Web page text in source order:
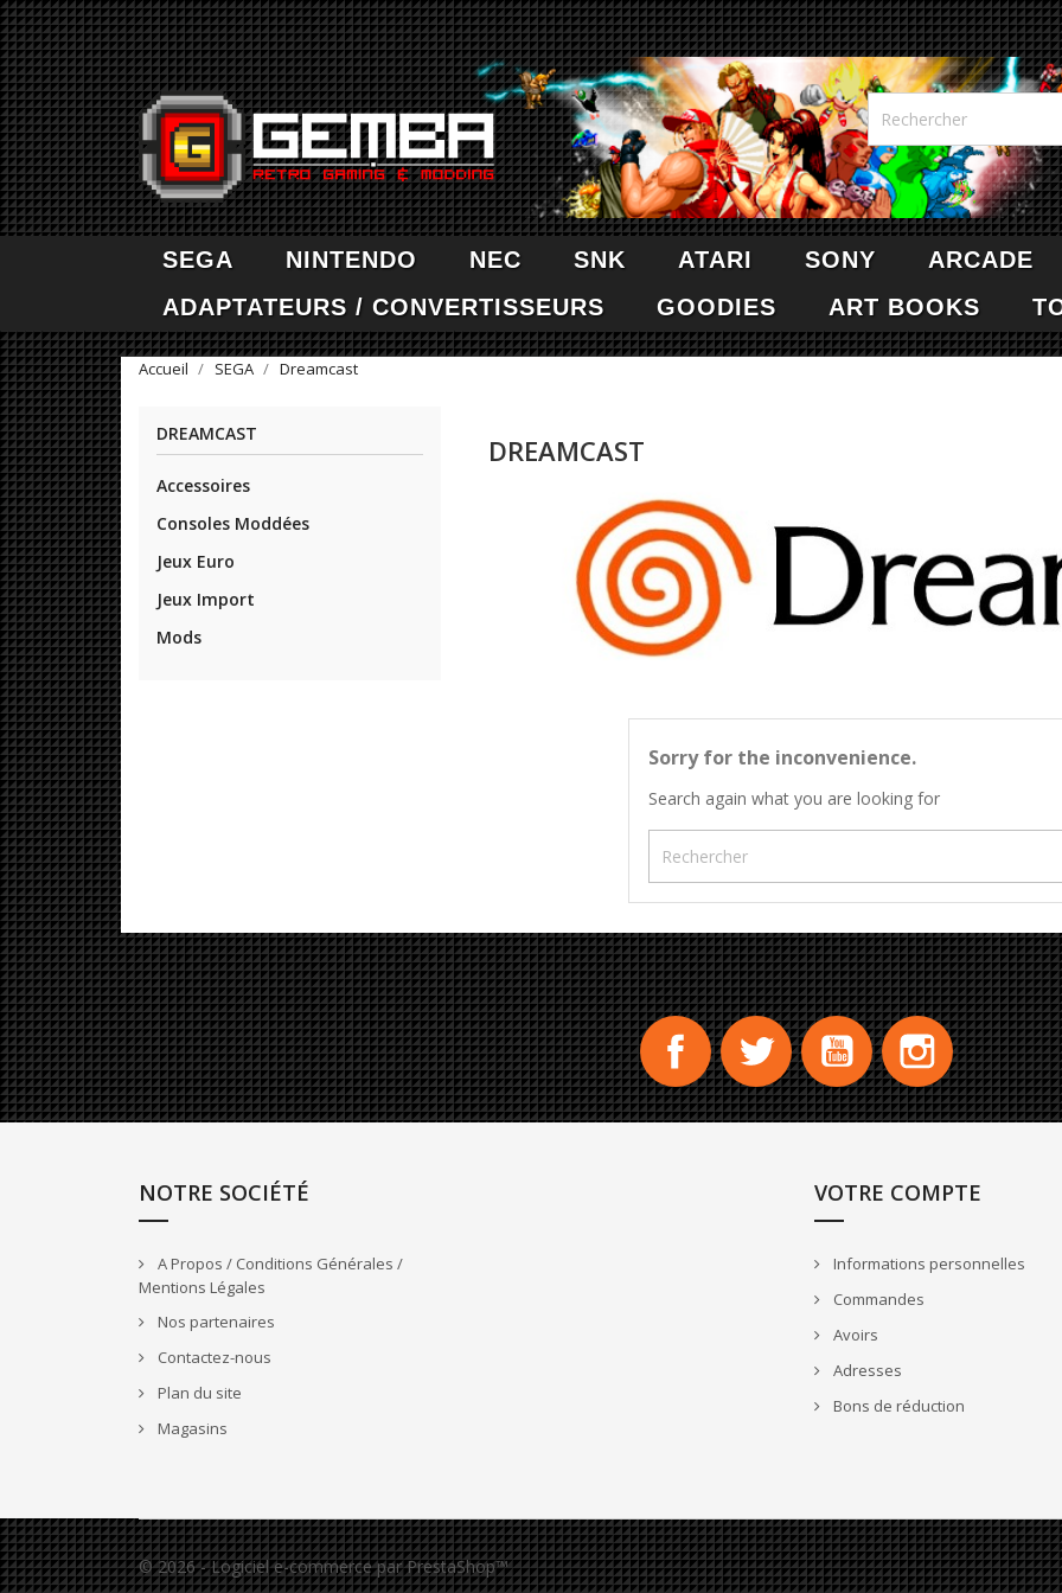
SEGA NINTENDO NEC SNK ATARI SONY
ARCADE
ADAPTATEURS / CONVERTISSEURS
GOODIES ART BOOKS
Accueil SEGA Dreamcast
DREAMCAST
Accessoires
Consoles Moddées
Jeux Euro
Jeux Import
Mods
DREAMCAST
Sorry for the inconvenience.
Search again what you are looking for
Facebook Twitter YouTube Instagram
NOTRE SOCIÉTÉ
A Propos / Conditions Générales /
Mentions Légales
Nos partenaires
Contactez-nous
Plan du site
Magasins
VOTRE COMPTE
Informations personnelles
Commandes
Avoirs
Adresses
Bons de réduction
© 2026 - Logiciel e-commerce par PrestaShop™